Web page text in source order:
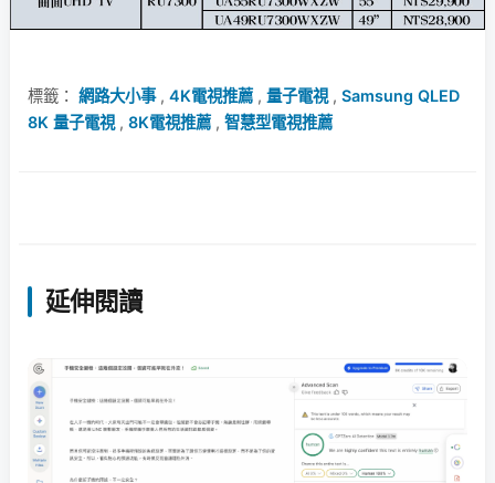
標籤： 網路大小事, 4K電視推薦, 量子電視 , Samsung QLED
8K 量子電視 , 8K電視推薦, 智慧型電視推薦
延伸閱讀